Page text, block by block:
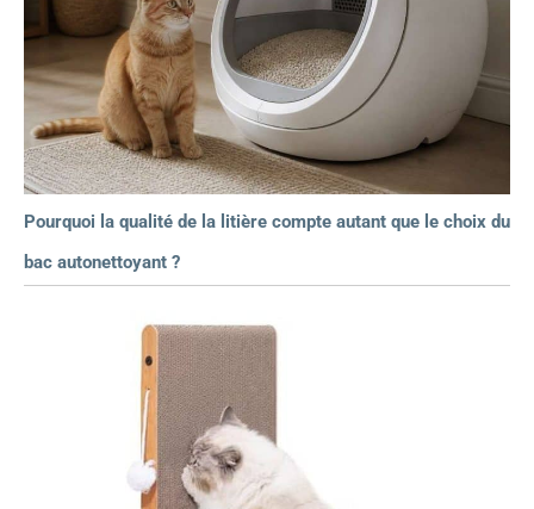
Pourquoi la qualité de la litière compte autant que le choix du
bac autonettoyant ?